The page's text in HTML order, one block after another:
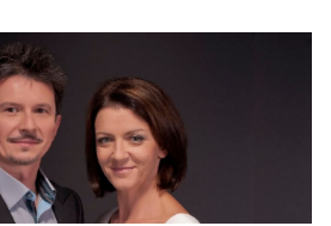
Szukaj